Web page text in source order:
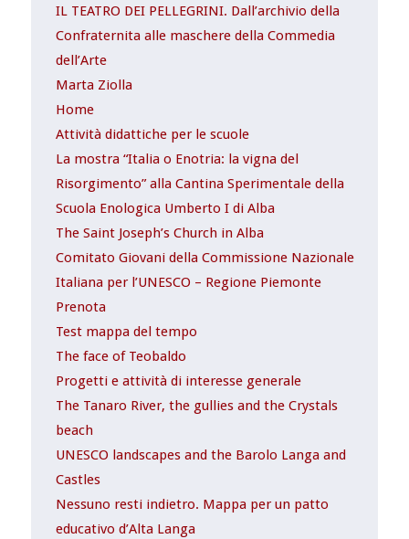
IL TEATRO DEI PELLEGRINI. Dall’archivio della
Confraternita alle maschere della Commedia
dell’Arte
Marta Ziolla
Home
Attività didattiche per le scuole
La mostra “Italia o Enotria: la vigna del
Risorgimento” alla Cantina Sperimentale della
Scuola Enologica Umberto I di Alba
The Saint Joseph’s Church in Alba
Comitato Giovani della Commissione Nazionale
Italiana per l’UNESCO – Regione Piemonte
Prenota
Test mappa del tempo
The face of Teobaldo
Progetti e attività di interesse generale
The Tanaro River, the gullies and the Crystals
beach
UNESCO landscapes and the Barolo Langa and
Castles
Nessuno resti indietro. Mappa per un patto
educativo d’Alta Langa